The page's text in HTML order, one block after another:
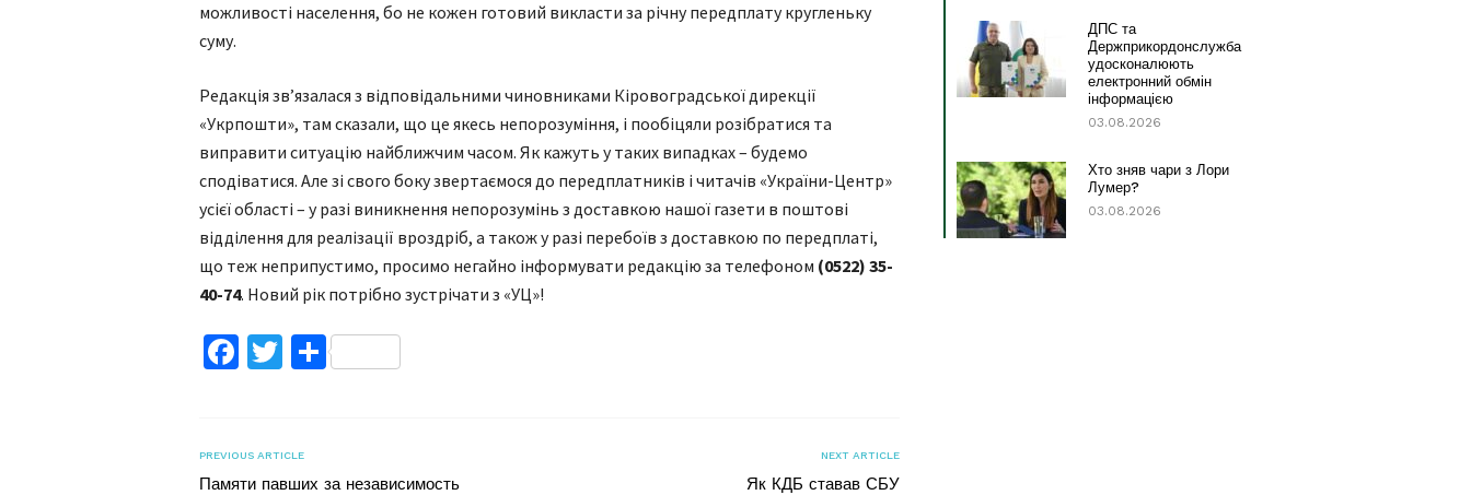
можливості населення, бо не кожен готовий викласти за річну передплату кругленьку
суму.
Редакція зв’язалася з відповідальними чиновниками Кіровоградської дирекції
«Укрпошти», там сказали, що це якесь непорозуміння, і пообіцяли розібратися та
виправити ситуацію найближчим часом. Як кажуть у таких випадках – будемо
сподіватися. Але зі свого боку звертаємося до передплатників і читачів «України-Центр»
усієї області – у разі виникнення непорозумінь з доставкою нашої газети в поштові
відділення для реалізації вроздріб, а також у разі перебоїв з доставкою по передплаті,
що теж неприпустимо, просимо негайно інформувати редакцію за телефоном (0522) 35-
40-74. Новий рік потрібно зустрічати з «УЦ»!
Facebook
TwitterПоділитися
PREVIOUS ARTICLE
Памяти павших за независимость
NEXT ARTICLE
Як КДБ ставав СБУ
ДПС та
Держприкордонслужба
удосконалюють
електронний обмін
інформацією
03.08.2026
Хто зняв чари з Лори
Лумер?
03.08.2026